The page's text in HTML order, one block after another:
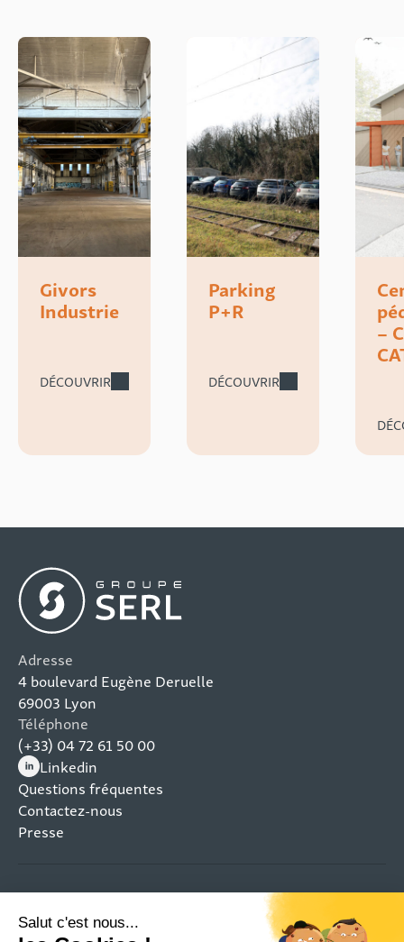
Givors
Industrie
DÉCOUVRIR
Parking
P+R
DÉCOUVRIR
–
Adresse
4 boulevard Eugène Deruelle
69003 Lyon
Téléphone
(+33) 04 72 61 50 00
Linkedin
(nouvelle fenêtre)
Questions fréquentes
Contactez-nous
Presse
Mentions légales
Plan du site